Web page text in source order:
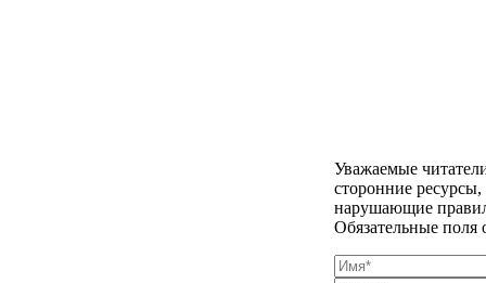
Уважаемые
сторонние
нарушающие
Обязательные поля